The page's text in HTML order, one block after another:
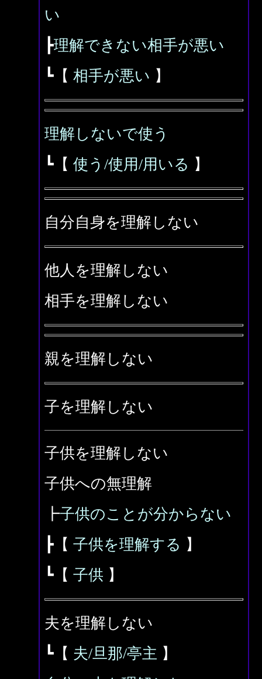
い
┣理解できない相手が悪い
┗【 相手が悪い 】
理解しないで使う
┗【 使う/使用/用いる 】
自分自身を理解しない
他人を理解しない
相手を理解しない
親を理解しない
子を理解しない
子供を理解しない
子供への無理解
┣子供のことが分からない
┣【 子供を理解する 】
┗【 子供 】
夫を理解しない
┗【 夫/旦那/亭主 】